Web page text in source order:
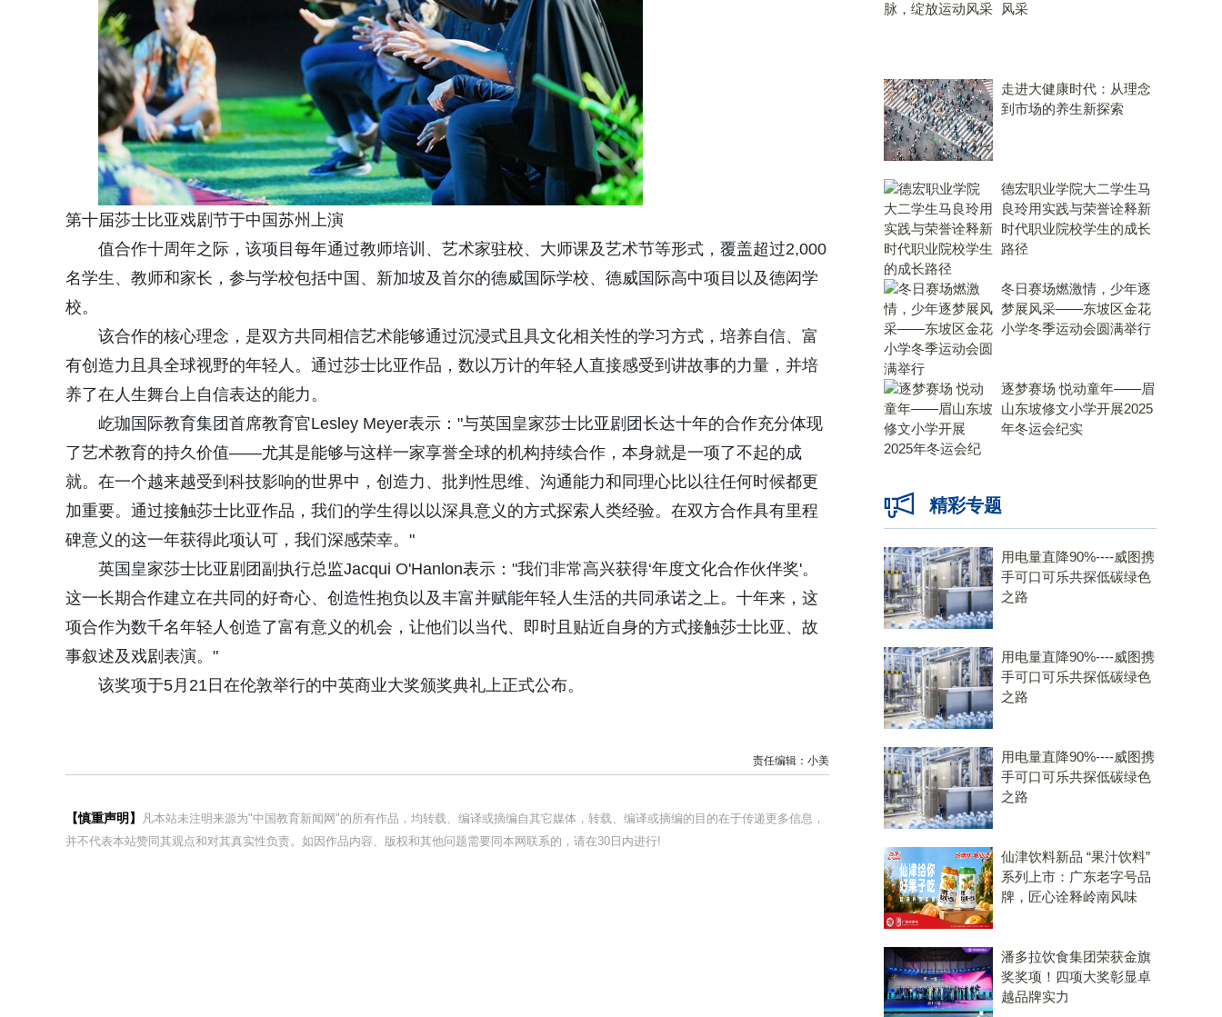
第十届莎士比亚戏剧节于中国苏州上演
值合作十周年之际，该项目每年通过教师培训、艺术家驻校、大师课及艺术节等形式，覆盖超过2,000
名学生、教师和家长，参与学校包括中国、新加坡及首尔的德威国际学校、德威国际高中项目以及德闳学
校。
该合作的核心理念，是双方共同相信艺术能够通过沉浸式且具文化相关性的学习方式，培养自信、富
有创造力且具全球视野的年轻人。通过莎士比亚作品，数以万计的年轻人直接感受到讲故事的力量，并培
养了在人生舞台上自信表达的能力。
屹珈国际教育集团首席教育官Lesley Meyer表示："与英国皇家莎士比亚剧团长达十年的合作充分体现
了艺术教育的持久价值——尤其是能够与这样一家享誉全球的机构持续合作，本身就是一项了不起的成
就。在一个越来越受到科技影响的世界中，创造力、批判性思维、沟通能力和同理心比以往任何时候都更
加重要。通过接触莎士比亚作品，我们的学生得以以深具意义的方式探索人类经验。在双方合作具有里程
碑意义的这一年获得此项认可，我们深感荣幸。"
英国皇家莎士比亚剧团副执行总监Jacqui O'Hanlon表示："我们非常高兴获得‘年度文化合作伙伴奖'。
这一长期合作建立在共同的好奇心、创造性抱负以及丰富并赋能年轻人生活的共同承诺之上。十年来，这
项合作为数千名年轻人创造了富有意义的机会，让他们以当代、即时且贴近自身的方式接触莎士比亚、故
事叙述及戏剧表演。"
该奖项于5月21日在伦敦举行的中英商业大奖颁奖典礼上正式公布。
责任编辑：小美
【慎重声明】
凡本站未注明来源为"中国教育新闻网"的所有作品，均转载、编译或摘编自其它媒体，转载、编译或摘编的目的在于传递更多信息，
并不代表本站赞同其观点和对其真实性负责。如因作品内容、版权和其他问题需要同本网联系的，请在30日内进行!
风采
走进大健康时代：从理念
到市场的养生新探索
德宏职业学院大二学生马
良玲用实践与荣誉诠释新
时代职业院校学生的成长
路径
冬日赛场燃激情，少年逐
梦展风采——东坡区金花
小学冬季运动会圆满举行
逐梦赛场 悦动童年——眉
山东坡修文小学开展2025
年冬运会纪实
精彩专题
用电量直降90%----威图携
手可口可乐共探低碳绿色
之路
用电量直降90%----威图携
手可口可乐共探低碳绿色
之路
用电量直降90%----威图携
手可口可乐共探低碳绿色
之路
仙津饮料新品 “果汁饮料”
系列上市：广东老字号品
牌，匠心诠释岭南风味
潘多拉饮食集团荣获金旗
奖奖项！四项大奖彰显卓
越品牌实力